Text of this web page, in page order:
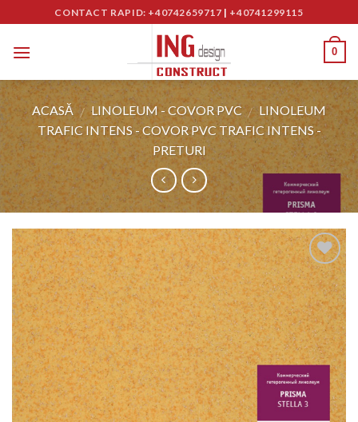
content
CONTACT RAPID: +40742659717 | +40741299115
0
ACASĂ / LINOLEUM - COVOR PVC / LINOLEUM
TRAFIC INTENS - COVOR PVC TRAFIC INTENS -
PRETURI
Adaugă
în
Wishlist